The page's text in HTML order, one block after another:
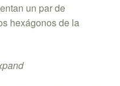
un par de
hexágonos de la